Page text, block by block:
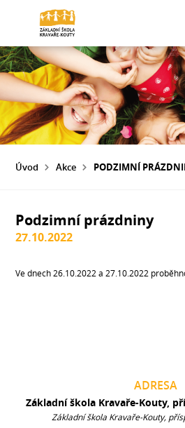
Úvod Akce PODZIMNÍ
Podzimní prázdniny
27.10.2022
Ve dnech 26.10.2022 a 27.10.2022
ADRESA
Základní škola Kravaře-Kouty,
Základní škola Kravaře-Kouty,